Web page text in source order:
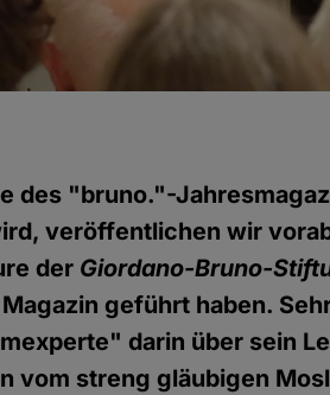
des "bruno."-
veröffentlichen wir
der Giordano-Bruno-
geführt haben.
darin über sein
vom streng gläubigen